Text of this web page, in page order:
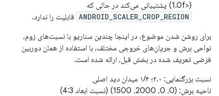
(<1.0f) پشتیبانی می‌کند در حالی که
ANDROID_SCALER_CROP_REGION قابلیت را ندارد.
برای روشن شدن موضوع، در اینجا چندین سناریو با نسبت‌های زوم،
نواحی برش و جریان‌های خروجی مختلف، با استفاده از همان دوربین
فرضی تعریف شده در بخش قبل، ارائه شده است.
نسبت بزرگنمایی: ۲.۰؛ ۱/۴ میدان دید اصلی
ناحیه برش: (0، 0، 2000، 1500) (نسبت ابعاد 4:3)